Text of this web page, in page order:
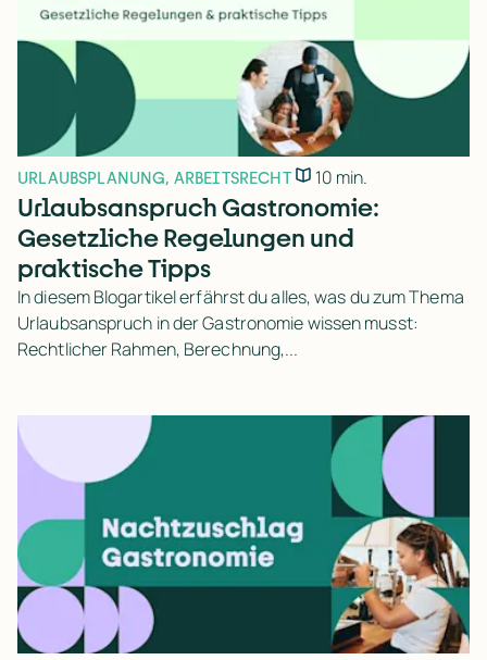
URLAUBSPLANUNG, ARBEITSRECHT 10 min.
Urlaubsanspruch Gastronomie:
Gesetzliche Regelungen und
praktische Tipps
In diesem Blogartikel erfährst du alles, was du zum Thema
Urlaubsanspruch in der Gastronomie wissen musst:
Rechtlicher Rahmen, Berechnung,...